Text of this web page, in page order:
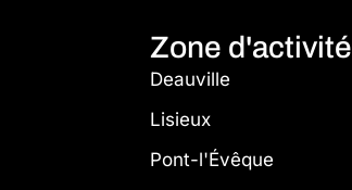
Zone d'activité
Deauville
Lisieux
Pont-l'Évêque